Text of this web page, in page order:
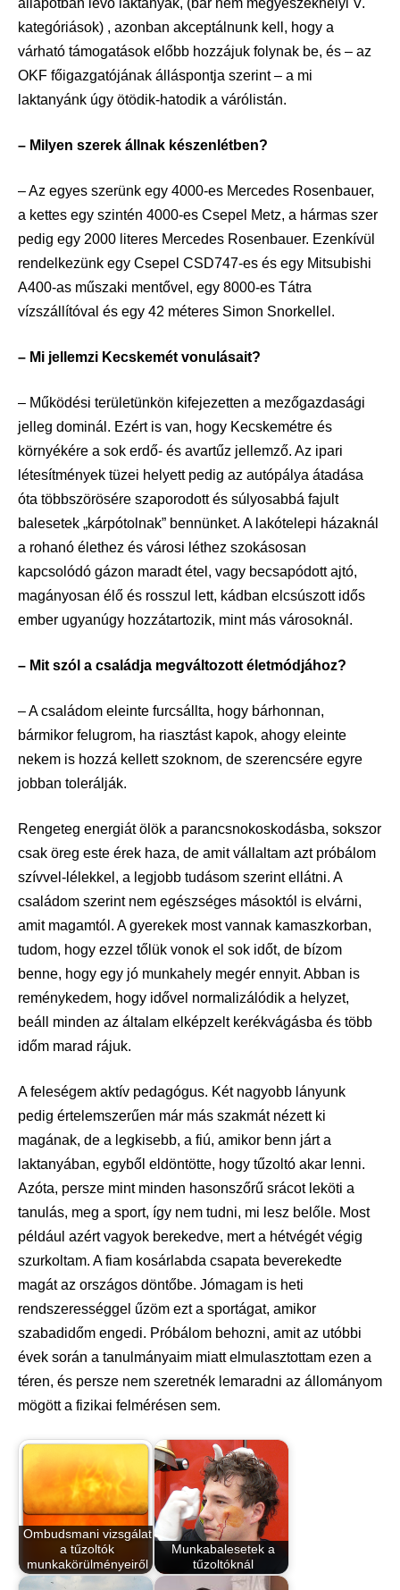
kategóriások) , azonban akceptálnunk kell, hogy a
várható támogatások előbb hozzájuk folynak be, és – az
OKF főigazgatójának álláspontja szerint – a mi
laktanyánk úgy ötödik-hatodik a várólistán.
– Milyen szerek állnak készenlétben?
– Az egyes szerünk egy 4000-es Mercedes Rosenbauer,
a kettes egy szintén 4000-es Csepel Metz, a hármas szer
pedig egy 2000 literes Mercedes Rosenbauer. Ezenkívül
rendelkezünk egy Csepel CSD747-es és egy Mitsubishi
A400-as műszaki mentővel, egy 8000-es Tátra
vízszállítóval és egy 42 méteres Simon Snorkellel.
– Mi jellemzi Kecskemét vonulásait?
– Működési területünkön kifejezetten a mezőgazdasági
jelleg dominál. Ezért is van, hogy Kecskemétre és
környékére a sok erdő- és avartűz jellemző. Az ipari
létesítmények tüzei helyett pedig az autópálya átadása
óta többszörösére szaporodott és súlyosabbá fajult
balesetek „kárpótolnak” bennünket. A lakótelepi házaknál
a rohanó élethez és városi léthez szokásosan
kapcsolódó gázon maradt étel, vagy becsapódott ajtó,
magányosan élő és rosszul lett, kádban elcsúszott idős
ember ugyanúgy hozzátartozik, mint más városoknál.
– Mit szól a családja megváltozott életmódjához?
– A családom eleinte furcsállta, hogy bárhonnan,
bármikor felugrom, ha riasztást kapok, ahogy eleinte
nekem is hozzá kellett szoknom, de szerencsére egyre
jobban tolerálják.
Rengeteg energiát ölök a parancsnokoskodásba, sokszor
csak öreg este érek haza, de amit vállaltam azt próbálom
szívvel-lélekkel, a legjobb tudásom szerint ellátni. A
családom szerint nem egészséges másoktól is elvárni,
amit magamtól. A gyerekek most vannak kamaszkorban,
tudom, hogy ezzel tőlük vonok el sok időt, de bízom
benne, hogy egy jó munkahely megér ennyit. Abban is
reménykedem, hogy idővel normalizálódik a helyzet,
beáll minden az általam elképzelt kerékvágásba és több
időm marad rájuk.
A feleségem aktív pedagógus. Két nagyobb lányunk
pedig értelemszerűen már más szakmát nézett ki
magának, de a legkisebb, a fiú, amikor benn járt a
laktanyában, egyből eldöntötte, hogy tűzoltó akar lenni.
Azóta, persze mint minden hasonszőrű srácot leköti a
tanulás, meg a sport, így nem tudni, mi lesz belőle. Most
például azért vagyok berekedve, mert a hétvégét végig
szurkoltam. A fiam kosárlabda csapata beverekedte
magát az országos döntőbe. Jómagam is heti
rendszerességgel űzöm ezt a sportágat, amikor
szabadidőm engedi. Próbálom behozni, amit az utóbbi
évek során a tanulmányaim miatt elmulasztottam ezen a
téren, és persze nem szeretnék lemaradni az állományom
mögött a fizikai felmérésen sem.
Ombudsmani vizsgálat
a tűzoltók
munkakörülményeiről
Munkabalesetek a
tűzoltóknál